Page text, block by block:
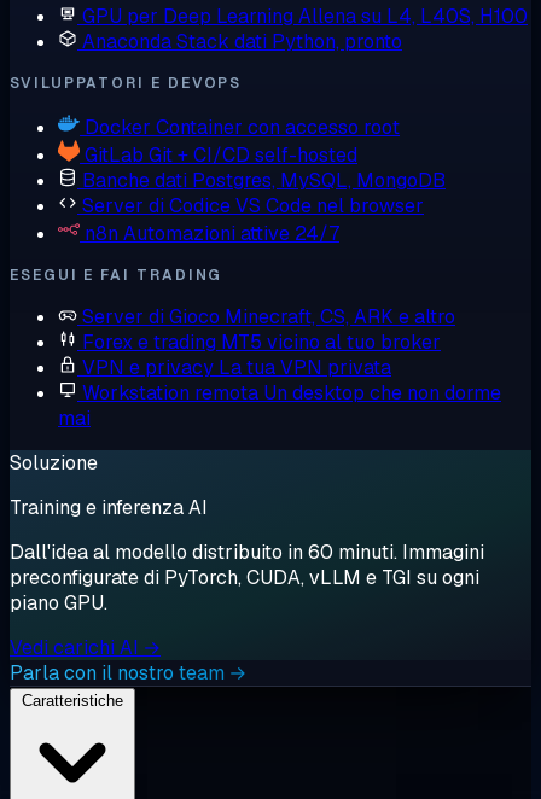
GPU per Deep Learning Allena su L4, L40S, H100
AnacondaStack dati Python, pronto
SVILUPPATORI E DEVOPS
Docker Container con accesso root
GitLab Git + CI/CD self-hosted
Banche dati Postgres, MySQL, MongoDB
Server di CodiceVS Code nel browser
n8n Automazioni attive 24/7
ESEGUI E FAI TRADING
Server di Gioco Minecraft, CS, ARK e altro
Forex e trading MT5 vicino al tuo broker
VPN e privacy La tua VPN privata
Workstation remota Un desktop che non dorme
mai
Soluzione
Training e inferenza AI
Dall'idea al modello distribuito in 60 minuti. Immagini
preconfigurate di PyTorch, CUDA, vLLM e TGI su ogni
piano GPU.
Vedi carichi AI →
Parla con il nostro team →